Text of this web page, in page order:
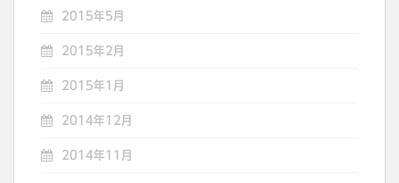
2015年5月
2015年2月
2015年1月
2014年12月
2014年11月